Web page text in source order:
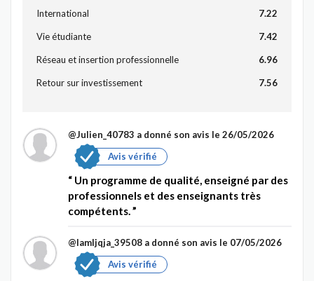
International 7.22
Vie étudiante 7.42
Réseau et insertion professionnelle 6.96
Retour sur investissement 7.56
@Julien_40783 a donné son avis le 26/05/2026
Avis vérifié
Un programme de qualité, enseigné par des
professionnels et des enseignants très
compétents.
@Iamljqja_39508 a donné son avis le 07/05/2026
Avis vérifié